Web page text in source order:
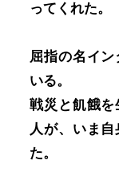
ってくれた。
屈指の名イ
いる。
戦災と飢餓
人が、いま
た。